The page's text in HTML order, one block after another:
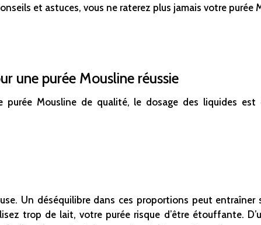
et astuces, vous ne raterez plus jamais votre purée
une purée Mousline réussie
purée Mousline de qualité, le dosage des liquides
Un déséquilibre dans ces proportions peut
trop de lait, votre purée risque d’être étouffante.